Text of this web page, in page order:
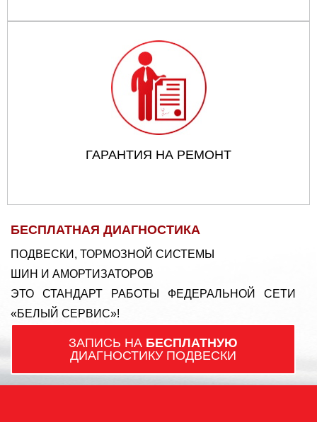
ГАРАНТИЯ НА РЕМОНТ
БЕСПЛАТНАЯ ДИАГНОСТИКА
ПОДВЕСКИ, ТОРМОЗНОЙ СИСТЕМЫ
ШИН И АМОРТИЗАТОРОВ
ЭТО СТАНДАРТ РАБОТЫ ФЕДЕРАЛЬНОЙ СЕТИ
«БЕЛЫЙ СЕРВИС»!
ЗАПИСЬ НА БЕСПЛАТНУЮ
ДИАГНОСТИКУ ПОДВЕСКИ